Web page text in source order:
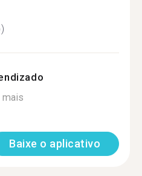
mais
Baixe o aplicativo